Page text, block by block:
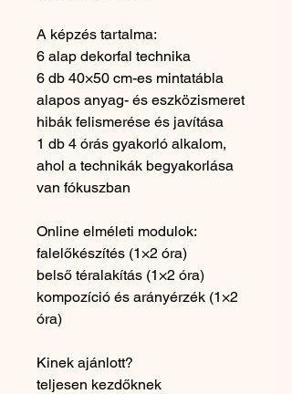
A képzés tartalma:
6 alap dekorfal technika
6 db 40×50 cm-es mintatábla
alapos anyag- és eszközismeret
hibák felismerése és javítása
1 db 4 órás gyakorló alkalom,
ahol a technikák begyakorlása
van fókuszban
Online elméleti modulok:
falelőkészítés (1×2 óra)
belső téralakítás (1×2 óra)
kompozíció és arányérzék (1×2
óra)
Kinek ajánlott?
teljesen kezdőknek